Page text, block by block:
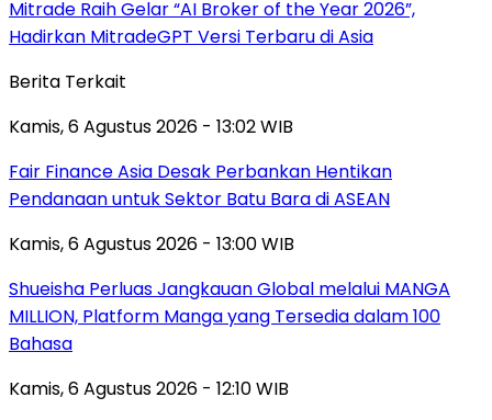
Mitrade Raih Gelar “AI Broker of the Year 2026”,
Hadirkan MitradeGPT Versi Terbaru di Asia
Berita Terkait
Kamis, 6 Agustus 2026 - 13:02 WIB
Fair Finance Asia Desak Perbankan Hentikan
Pendanaan untuk Sektor Batu Bara di ASEAN
Kamis, 6 Agustus 2026 - 13:00 WIB
Shueisha Perluas Jangkauan Global melalui MANGA
MILLION, Platform Manga yang Tersedia dalam 100
Bahasa
Kamis, 6 Agustus 2026 - 12:10 WIB